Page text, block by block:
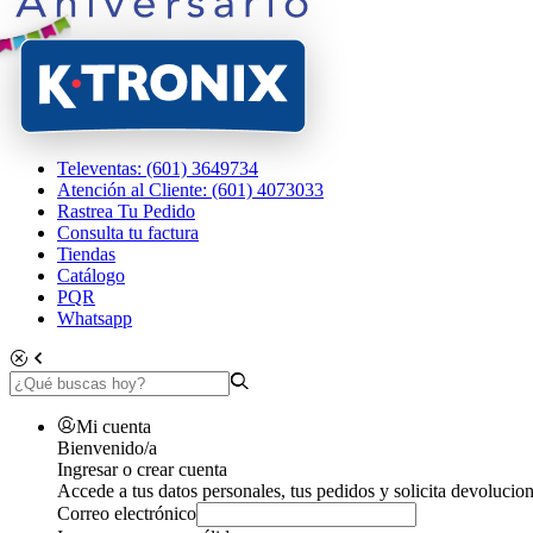
Televentas: (601) 3649734
Atención al Cliente: (601) 4073033
Rastrea Tu Pedido
Consulta tu factura
Tiendas
Catálogo
PQR
Whatsapp
Mi cuenta
Bienvenido/a
Ingresar o crear cuenta
Accede a tus datos personales, tus pedidos y solicita
Correo electrónico